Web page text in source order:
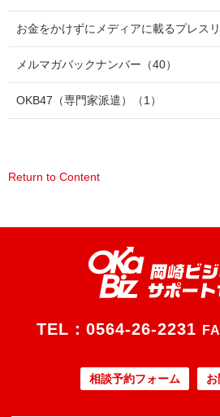
お金をかけずにメディアに載るプレス
メルマガバックナンバー （40）
OKB47（専門家派遣） （1）
Return to Content
TEL： 0564-26-2231
相談予約フォーム